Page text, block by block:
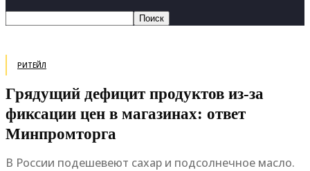
РИТЕЙЛ
Грядущий дефицит продуктов из-за
фиксации цен в магазинах: ответ
Минпромторга
В России подешевеют сахар и подсолнечное масло.